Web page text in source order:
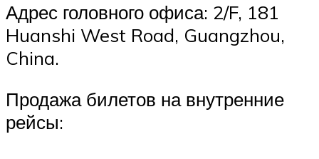
Адрес головного офиса: 2/F, 181
Huanshi West Road, Guangzhou,
China.
Продажа билетов на внутренние
рейсы: